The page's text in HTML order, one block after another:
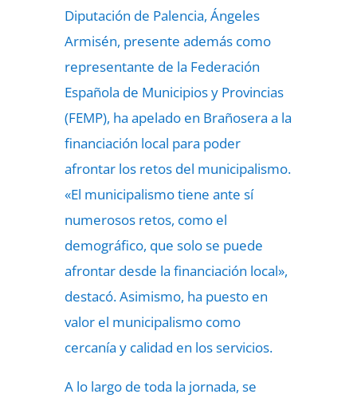
Diputación de Palencia, Ángeles
Armisén, presente además como
representante de la Federación
Española de Municipios y Provincias
(FEMP), ha apelado en Brañosera a la
financiación local para poder
afrontar los retos del municipalismo.
«El municipalismo tiene ante sí
numerosos retos, como el
demográfico, que solo se puede
afrontar desde la financiación local»,
destacó. Asimismo, ha puesto en
valor el municipalismo como
cercanía y calidad en los servicios.
A lo largo de toda la jornada, se